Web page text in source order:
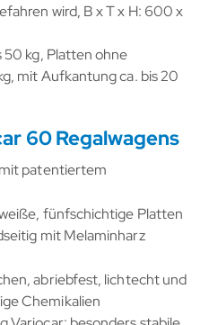
wird, B x T x H: 600 x
50 kg, Platten ohne
mit Aufkantung ca. bis 20
60 Regalwagens
patentiertem
fünfschichtige Platten
mit Melaminharz
abriebfest, lichtecht und
Chemikalien